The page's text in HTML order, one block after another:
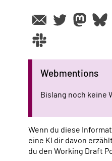
Webmentions
Bislang noch keine
Wenn du diese
eine KI dir davon
du den Working Draft